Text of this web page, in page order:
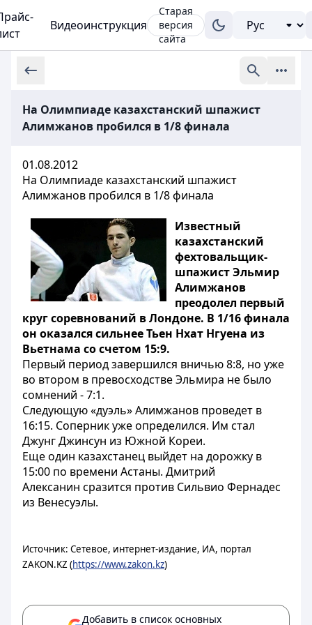
Видеоинструкция
Старая
версия
сайта
На Олимпиаде казахстанский шпажист
Алимжанов пробился в 1/8 финала
01.08.2012
На Олимпиаде казахстанский шпажист
Алимжанов пробился в 1/8 финала
Известный
казахстанский
фехтовальщик-
шпажист Эльмир
Алимжанов
преодолел первый
круг соревнований в Лондоне. В 1/16 финала
он оказался сильнее Тьен Нхат Нгуена из
Вьетнама со счетом 15:9.
Первый период завершился вничью 8:8, но уже
во втором в превосходстве Эльмира не было
сомнений - 7:1.
Следующую «дуэль» Алимжанов проведет в
16:15. Соперник уже определился. Им стал
Джунг Джинсун из Южной Кореи.
Еще один казахстанец выйдет на дорожку в
15:00 по времени Астаны. Дмитрий
Алексанин сразится против Сильвио Фернадес
из Венесуэлы.
Источник: Сетевое, интернет-издание, ИА, портал
ZAKON.KZ (https://www.zakon.kz)
Добавить в список основных